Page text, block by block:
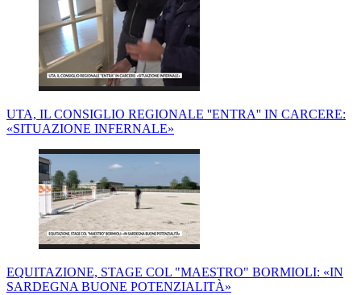
UTA, IL CONSIGLIO REGIONALE ''ENTRA'' IN CARCERE:
«SITUAZIONE INFERNALE»
EQUITAZIONE, STAGE COL "MAESTRO" BORMIOLI: «IN
SARDEGNA BUONE POTENZIALITÀ»